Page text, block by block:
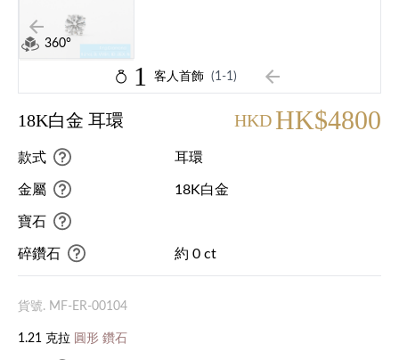
360°
1 客人首飾 (1-1)
18K白金 耳環 HKD HK$4800
款式 耳環
金屬 18K白金
寶石
碎鑽石 約 0 ct
貨號. MF-ER-00104
1.21 克拉 圓形 鑽石